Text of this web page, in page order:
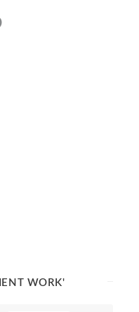
WORK'